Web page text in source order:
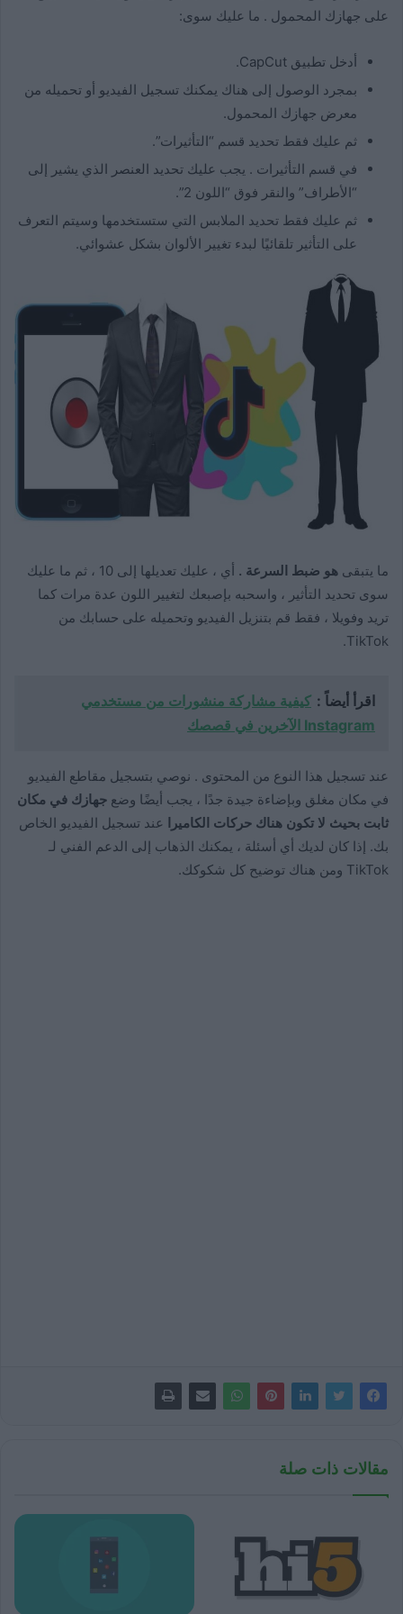
على جهازك المحمول . ما عليك سوى:
أدخل تطبيق CapCut.
بمجرد الوصول إلى هناك يمكنك تسجيل الفيديو أو تحميله من
معرض جهازك المحمول.
ثم عليك فقط تحديد قسم “التأثيرات”.
في قسم التأثيرات . يجب عليك تحديد العنصر الذي يشير إلى
“الأطراف” والنقر فوق “اللون 2”.
ثم عليك فقط تحديد الملابس التي ستستخدمها وسيتم التعرف
على التأثير تلقائيًا لبدء تغيير الألوان بشكل عشوائي.
ما يتبقى هو ضبط السرعة .
أي ، عليك تعديلها إلى 10 ، ثم ما عليك
سوى تحديد التأثير ، واسحبه بإصبعك لتغيير اللون عدة مرات كما
تريد وفويلا ، فقط قم بتنزيل الفيديو وتحميله على حسابك من
TikTok.
اقرأ أيضاً : كيفية مشاركة منشورات من مستخدمي
Instagram الآخرين في قصصك
عند تسجيل هذا النوع من المحتوى . نوصي بتسجيل مقاطع الفيديو
في مكان مغلق وبإضاءة جيدة جدًا ، يجب أيضًا وضع جهازك في مكان
ثابت بحيث لا تكون هناك حركات الكاميرا عند تسجيل الفيديو الخاص
بك. إذا كان لديك أي أسئلة ، يمكنك الذهاب إلى الدعم الفني لـ
TikTok ومن هناك توضيح كل شكوكك.
مقالات ذات صلة